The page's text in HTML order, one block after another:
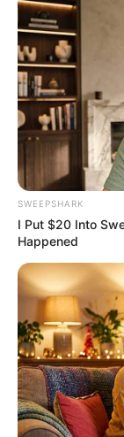
The 90s Was A
Movies
BRAINBERRIES
The Instagram
Like Barbie
BRAINBERRIES
SWEEPSHARK
I Put $20 Into
Happened